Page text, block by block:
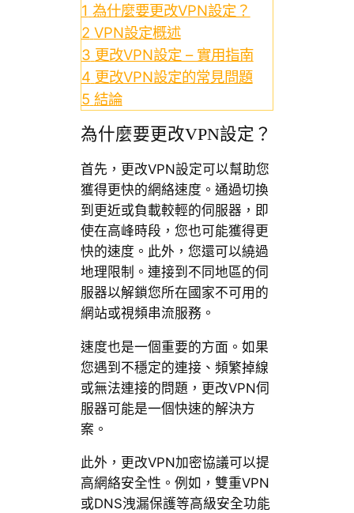
1 為什麼要更改VPN設定？
2 VPN設定概述
3 更改VPN設定 – 實用指南
4 更改VPN設定的常見問題
5 結論
為什麼要更改VPN設定？
首先，更改VPN設定可以幫助您
獲得更快的網絡速度。通過切換
到更近或負載較輕的伺服器，即
使在高峰時段，您也可能獲得更
快的速度。此外，您還可以繞過
地理限制。連接到不同地區的伺
服器以解鎖您所在國家不可用的
網站或視頻串流服務。
速度也是一個重要的方面。如果
您遇到不穩定的連接、頻繁掉線
或無法連接的問題，更改VPN伺
服器可能是一個快速的解決方
案。
此外，更改VPN加密協議可以提
高網絡安全性。例如，雙重VPN
或DNS洩漏保護等高級安全功能